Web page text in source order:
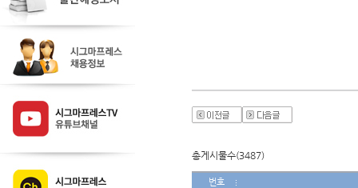
총게시물수(3487)
번호